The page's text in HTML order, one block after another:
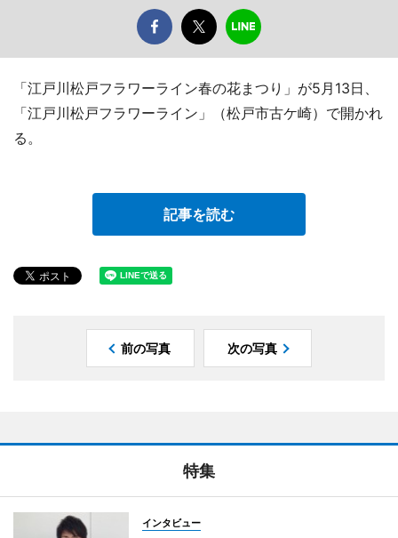
「江戸川松戸フラワーライン春の花まつり」が5月13日、
「江戸川松戸フラワーライン」（松戸市古ケ崎）で開かれ
る。
記事を読む
前の写真 次の写真
特集
インタビュー